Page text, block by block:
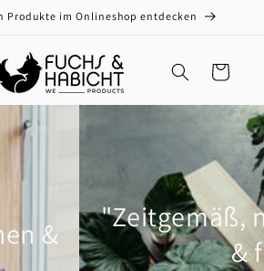
Produkte im Onlineshop entdecken
Warenkorb
natürlich, modern
& frisch."